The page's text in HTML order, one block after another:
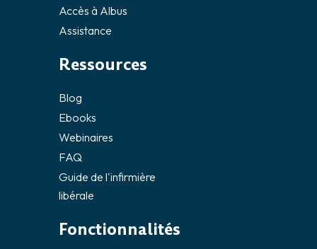
Fonctionnalités
Ressources
Blog
Ebooks
Webinaires
FAQ
Guide de l'infirmière
libérale
Accès à Albus
Assistance